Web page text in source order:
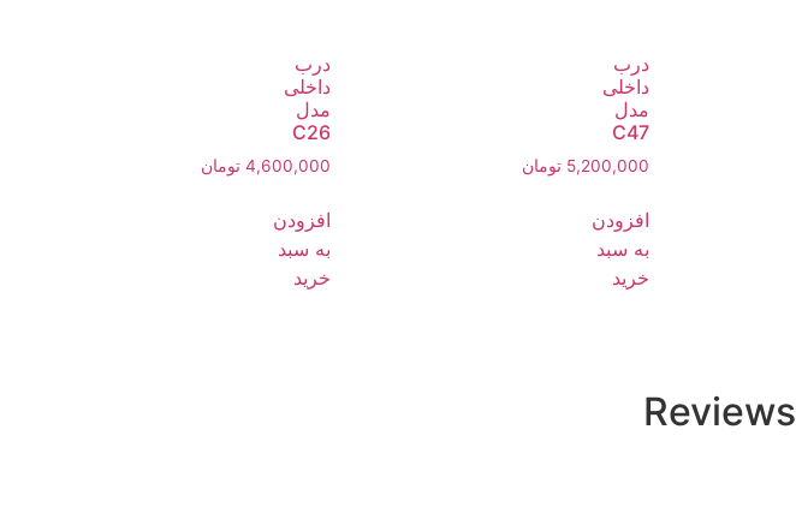
درب
داخلی
مدل
C47
5,200,000 تومان
افزودن
به سبد
خرید
درب
داخلی
مدل
C26
4,600,000 تومان
افزودن
به سبد
خرید
Reviews